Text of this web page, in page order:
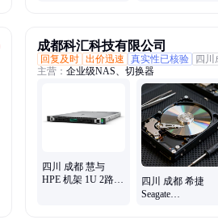
成都科汇科技有限公司
回复及时 出价迅速 真实性已核验
四川
主营： 企业级NAS、切换器
四川 成都 慧与
HPE 机架 1U 2路
四川 成都 希捷
Seagate